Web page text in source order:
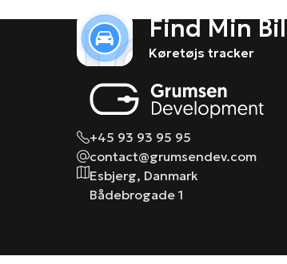
Find Min Bil
Køretøjs tracker
+45 93 93 95 95
contact@grumsendev.com
Esbjerg, Danmark
Bådebrogade 1